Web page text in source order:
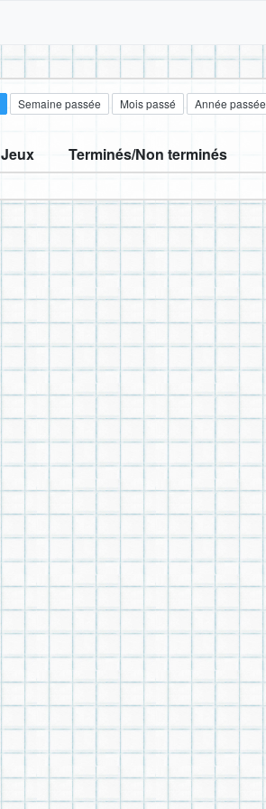
Semaine passée Mois passé Année passée
Jeux Terminés/Non terminés